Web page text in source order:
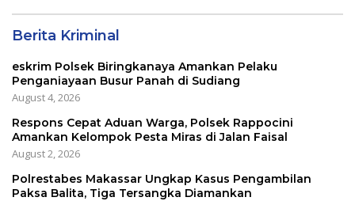
Berita Kriminal
eskrim Polsek Biringkanaya Amankan Pelaku
Penganiayaan Busur Panah di Sudiang
August 4, 2026
Respons Cepat Aduan Warga, Polsek Rappocini
Amankan Kelompok Pesta Miras di Jalan Faisal
August 2, 2026
Polrestabes Makassar Ungkap Kasus Pengambilan
Paksa Balita, Tiga Tersangka Diamankan